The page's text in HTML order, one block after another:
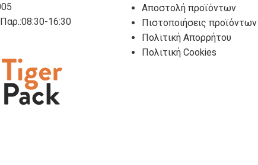
16:30
Αποστολή προϊόντων
Πιστοποιήσεις προϊόντων
Πολιτική Απορρήτου
Πολιτική Cookies